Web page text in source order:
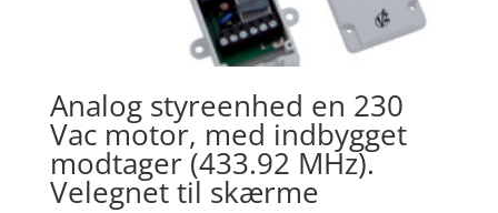
Analog styreenhed en 230
Vac motor, med indbygget
modtager (433.92 MHz).
Velegnet til skærme